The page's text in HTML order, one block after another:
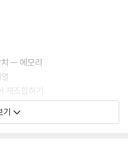
ㅡ 메모리
재조합하기
트리 구조